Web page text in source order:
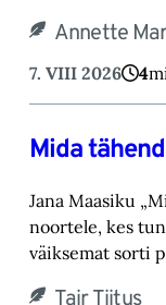
Annette
7. VIII 2026 4
Mida
Jana Maasiku
noortele, kes
väiksemat sorti
Tair Tiitus